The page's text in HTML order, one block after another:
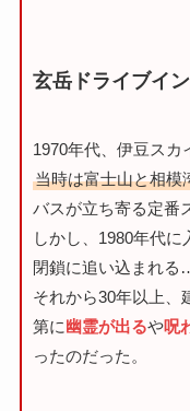
玄岳ドライブイ
1970年代、伊豆スカ
当時は富士山と相模
バスが立ち寄る定番
しかし、1980年代
閉鎖に追い込まれる
それから30年以上、
第に幽霊が出るや呪
ったのだった。